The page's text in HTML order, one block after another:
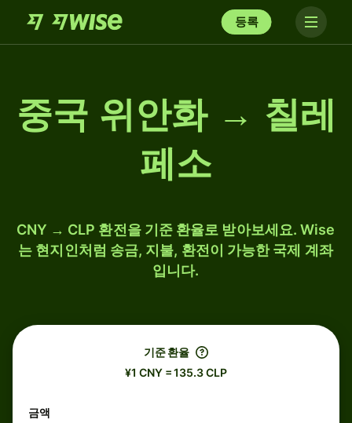
등록
중국 위안화 → 칠레
페소
CNY → CLP 환전을 기준 환율로 받아보세요. Wise
는 현지인처럼 송금, 지불, 환전이 가능한 국제 계좌
입니다.
기준 환율
¥1 CNY = 135.3 CLP
금액